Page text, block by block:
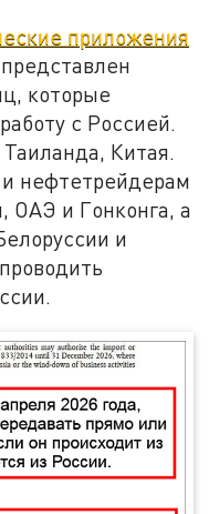
приложения
которые
с Россией.
Китая.
нефтетрейдерам
ОАЭ и Гонконга, а
и